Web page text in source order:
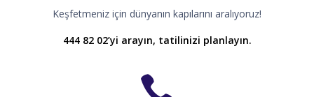
Keşfetmeniz için dünyanın kapılarını aralıyoruz!
444 82 02’yi arayın, tatilinizi planlayın.